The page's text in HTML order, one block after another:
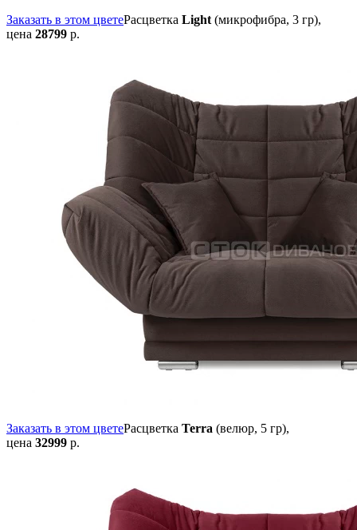
Заказать в этом цветеРасцветка Light(микрофибра, 3 гр),
цена 28799 р.
Заказать в этом цветеРасцветка Terra (велюр, 5 гр),
цена 32999 р.